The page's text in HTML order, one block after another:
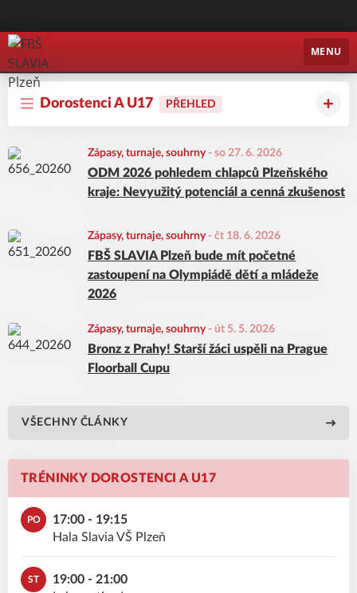
FBŠ SLAVIA Plzeň
MENU
Dorostenci A U17 PŘEHLED
Zápasy, turnaje, souhrny - so 27. 6. 2026
ODM 2026 pohledem chlapců Plzeňského
kraje: Nevyužitý potenciál a cenná zkušenost
Zápasy, turnaje, souhrny - čt 18. 6. 2026
FBŠ SLAVIA Plzeň bude mít početné
zastoupení na Olympiádě dětí a mládeže
2026
Zápasy, turnaje, souhrny - út 5. 5. 2026
Bronz z Prahy! Starší žáci uspěli na Prague
Floorball Cupu
VŠECHNY ČLÁNKY
TRÉNINKY DOROSTENCI A U17
PO
17:00 - 19:15
Hala Slavia VŠ Plzeň
ST
19:00 - 21:00